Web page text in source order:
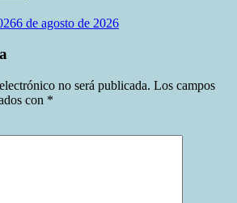
6 de agosto de 2026
no será publicada. Los campos
con *